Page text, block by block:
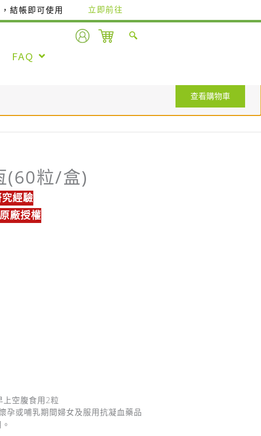
結帳即可使用 立即前往
FAQ
查看購物車
(60粒/盒)
經驗
廠授權
上空腹食用2粒
孕或哺乳期間婦女及服用抗凝血藥品